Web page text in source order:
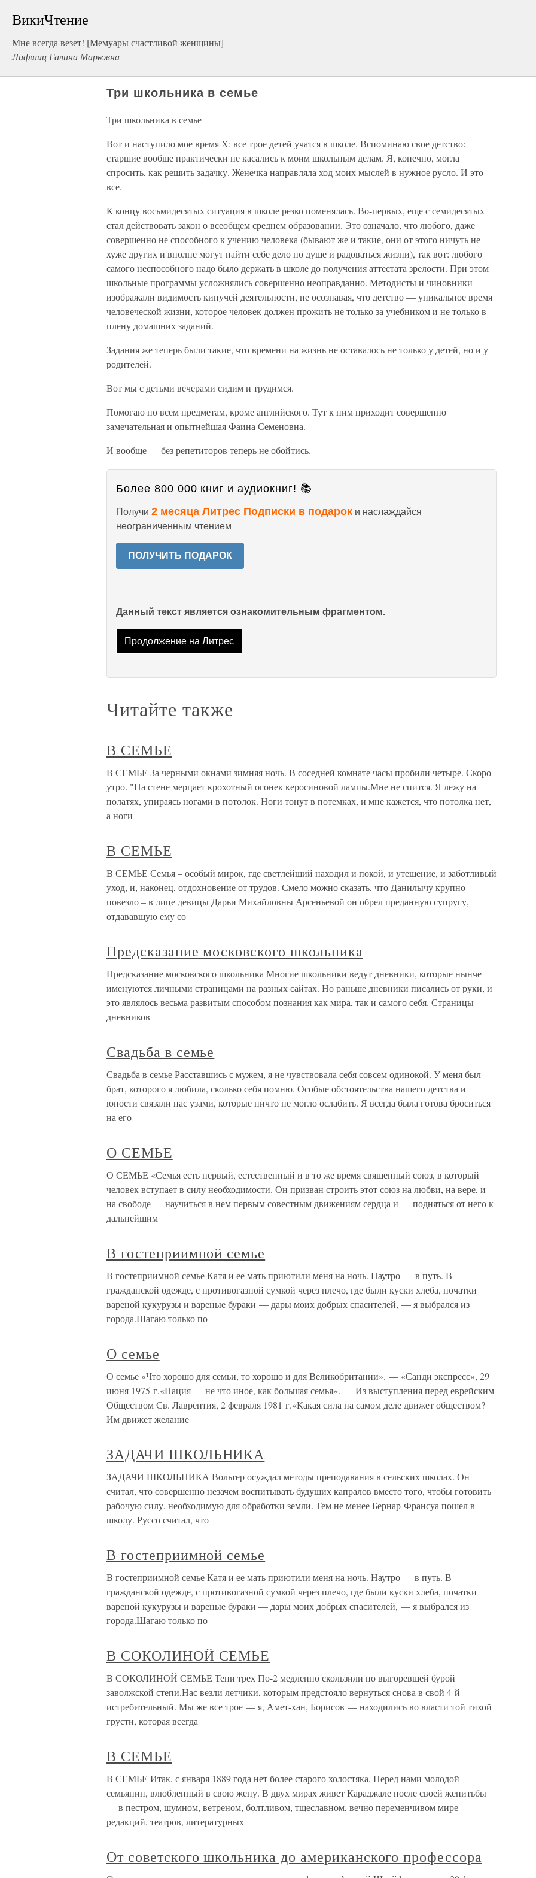
ВикиЧтение
Мне всегда везет! [Мемуары счастливой женщины]
Лифшиц Галина Марковна
Три школьника в семье
Три школьника в семье
Вот и наступило мое время Х: все трое детей учатся в школе. Вспоминаю свое детство:
старшие вообще практически не касались к моим школьным делам. Я, конечно, могла
спросить, как решить задачку. Женечка направляла ход моих мыслей в нужное русло. И это
все.
К концу восьмидесятых ситуация в школе резко поменялась. Во-первых, еще с семидесятых
стал действовать закон о всеобщем среднем образовании. Это означало, что любого, даже
совершенно не способного к учению человека (бывают же и такие, они от этого ничуть не
хуже других и вполне могут найти себе дело по душе и радоваться жизни), так вот: любого
самого неспособного надо было держать в школе до получения аттестата зрелости. При этом
школьные программы усложнялись совершенно неоправданно. Методисты и чиновники
изображали видимость кипучей деятельности, не осознавая, что детство — уникальное время
человеческой жизни, которое человек должен прожить не только за учебником и не только в
плену домашних заданий.
Задания же теперь были такие, что времени на жизнь не оставалось не только у детей, но и у
родителей.
Вот мы с детьми вечерами сидим и трудимся.
Помогаю по всем предметам, кроме английского. Тут к ним приходит совершенно
замечательная и опытнейшая Фаина Семеновна.
И вообще — без репетиторов теперь не обойтись.
Более 800 000 книг и аудиокниг! 📚
Получи 2 месяца Литрес Подписки в подарок и наслаждайся
неограниченным чтением
ПОЛУЧИТЬ ПОДАРОК
Данный текст является ознакомительным фрагментом.
Продолжение на Литрес
Читайте также
В СЕМЬЕ
В СЕМЬЕ За черными окнами зимняя ночь. В соседней комнате часы пробили четыре. Скоро
утро. "На стене мерцает крохотный огонек керосиновой лампы.Мне не спится. Я лежу на
полатях, упираясь ногами в потолок. Ноги тонут в потемках, и мне кажется, что потолка нет,
а ноги
В СЕМЬЕ
В СЕМЬЕ Семья – особый мирок, где светлейший находил и покой, и утешение, и заботливый
уход, и, наконец, отдохновение от трудов. Смело можно сказать, что Данилычу крупно
повезло – в лице девицы Дарьи Михайловны Арсеньевой он обрел преданную супругу,
отдававшую ему со
Предсказание московского школьника
Предсказание московского школьника Многие школьники ведут дневники, которые нынче
именуются личными страницами на разных сайтах. Но раньше дневники писались от руки, и
это являлось весьма развитым способом познания как мира, так и самого себя. Страницы
дневников
Свадьба в семье
Свадьба в семье Расставшись с мужем, я не чувствовала себя совсем одинокой. У меня был
брат, которого я любила, сколько себя помню. Особые обстоятельства нашего детства и
юности связали нас узами, которые ничто не могло ослабить. Я всегда была готова броситься
на его
О СЕМЬЕ
О СЕМЬЕ «Семья есть первый, естественный и в то же время священный союз, в который
человек вступает в силу необходимости. Он призван строить этот союз на любви, на вере, и
на свободе — научиться в нем первым совестным движениям сердца и — подняться от него к
дальнейшим
В гостеприимной семье
В гостеприимной семье Катя и ее мать приютили меня на ночь. Наутро — в путь. В
гражданской одежде, с противогазной сумкой через плечо, где были куски хлеба, початки
вареной кукурузы и вареные бураки — дары моих добрых спасителей, — я выбрался из
города.Шагаю только по
О семье
О семье «Что хорошо для семьи, то хорошо и для Великобритании». — «Санди экспресс», 29
июня 1975 г.«Нация — не что иное, как большая семья». — Из выступления перед еврейским
Обществом Св. Лаврентия, 2 февраля 1981 г.«Какая сила на самом деле движет обществом?
Им движет желание
ЗАДАЧИ ШКОЛЬНИКА
ЗАДАЧИ ШКОЛЬНИКА Вольтер осуждал методы преподавания в сельских школах. Он
считал, что совершенно незачем воспитывать будущих капралов вместо того, чтобы готовить
рабочую силу, необходимую для обработки земли. Тем не менее Бернар-Франсуа пошел в
школу. Руссо считал, что
В гостеприимной семье
В гостеприимной семье Катя и ее мать приютили меня на ночь. Наутро — в путь. В
гражданской одежде, с противогазной сумкой через плечо, где были куски хлеба, початки
вареной кукурузы и вареные бураки — дары моих добрых спасителей, — я выбрался из
города.Шагаю только по
В СОКОЛИНОЙ СЕМЬЕ
В СОКОЛИНОЙ СЕМЬЕ Тени трех По-2 медленно скользили по выгоревшей бурой
заволжской степи.Нас везли летчики, которым предстояло вернуться снова в свой 4-й
истребительный. Мы же все трое — я, Амет-хан, Борисов — находились во власти той тихой
грусти, которая всегда
В СЕМЬЕ
В СЕМЬЕ Итак, с января 1889 года нет более старого холостяка. Перед нами молодой
семьянин, влюбленный в свою жену. В двух мирах живет Караджале после своей женитьбы
— в пестром, шумном, ветреном, болтливом, тщеславном, вечно переменчивом мире
редакций, театров, литературных
От советского школьника до американского профессора